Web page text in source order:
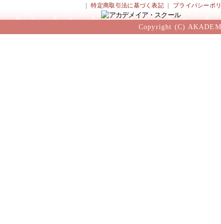
｜特定商取引法に基づく表記 プライバシーポ
Copyright (C)